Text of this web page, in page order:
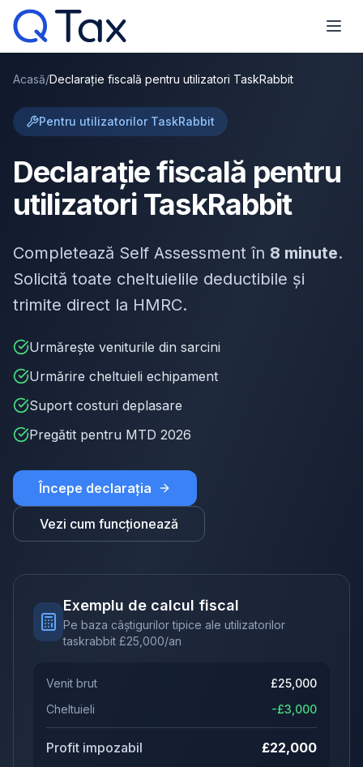
Acasă/Declarație fiscală pentru utilizatori TaskRabbit
Pentru utilizatorilor TaskRabbit
Declarație fiscală pentru
utilizatori TaskRabbit
Completează Self Assessment în 8 minute.
Solicită toate cheltuielile deductibile și
trimite direct la HMRC.
Urmărește veniturile din sarcini
Urmărire cheltuieli echipament
Suport costuri deplasare
Pregătit pentru MTD 2026
Începe declarația
Vezi cum funcționează
Exemplu de calcul fiscal
Pe baza câștigurilor tipice ale utilizatorilor
taskrabbit £25,000/an
Venit brut £25,000
Cheltuieli
-£3,000
Profit impozabil £22,000